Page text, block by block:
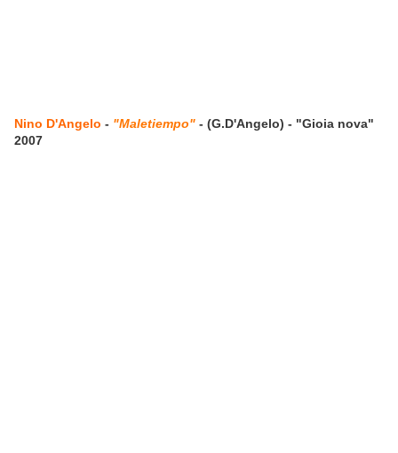
Nino D'Angelo - "Maletiempo" - (G.D'Angelo) - "Gioia nova"
2007